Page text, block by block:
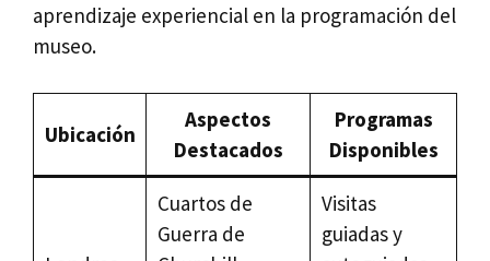
aprendizaje experiencial en la programación del
museo.
Ubicación
Aspectos
Destacados
Programas
Disponibles
Cuartos de
Guerra de
Visitas
guiadas y